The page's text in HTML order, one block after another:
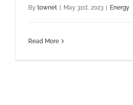
By townet May 31st, 2023 Energy
Read More